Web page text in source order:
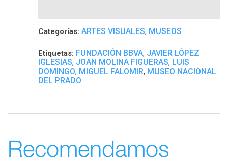
Categorías: ARTES VISUALES, MUSEOS
Etiquetas: FUNDACIÓN BBVA, JAVIER LÓPEZ
IGLESIAS, JOAN MOLINA FIGUERAS, LUIS
DOMINGO, MIGUEL FALOMIR, MUSEO NACIONAL
DEL PRADO
Recomendamos